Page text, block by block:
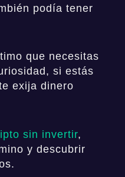
podía tener
que necesitas
si estás
exija dinero
sin invertir,
y descubrir